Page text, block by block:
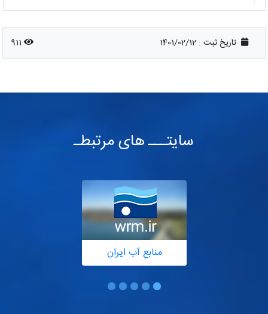
تاریخ ثبت : 1401/02/12
911
سایتـــ های مرتبطـ
منابع آب ایران